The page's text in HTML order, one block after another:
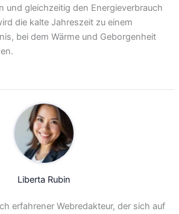
und gleichzeitig den Energieverbrauch
die kalte Jahreszeit zu einem
bei dem Wärme und Geborgenheit
Liberta Rubin
erfahrener Webredakteur, der sich auf